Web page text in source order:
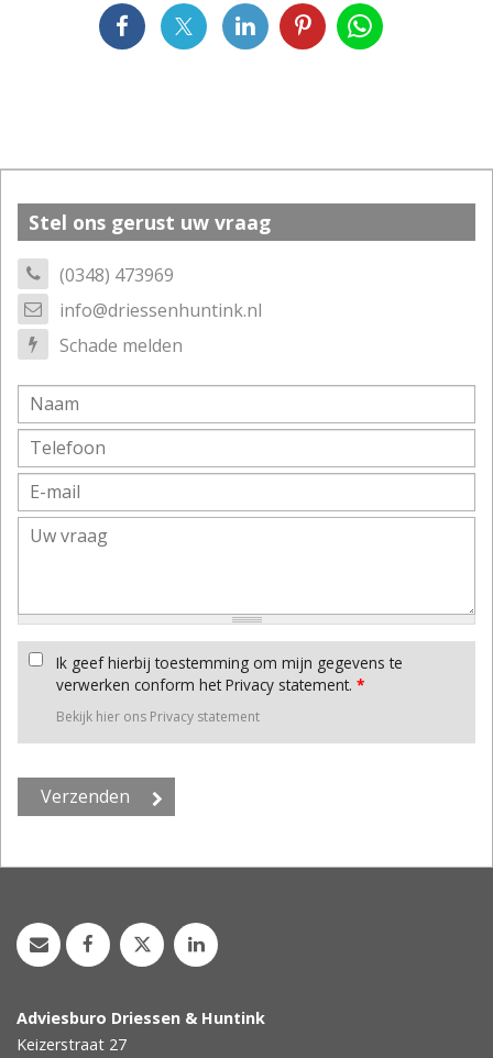
Stel ons gerust uw vraag
(0348) 473969
info@driessenhuntink.nl
Schade melden
Ik geef hierbij toestemming om mijn gegevens te
verwerken conform het Privacy statement. *
Bekijk hier ons Privacy statement
Adviesburo Driessen & Huntink
Keizerstraat 27